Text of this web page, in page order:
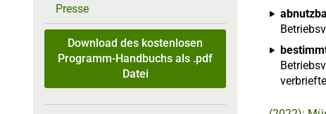
Presse
Download des kostenlosen
Programm-Handbuchs als .pdf
Datei